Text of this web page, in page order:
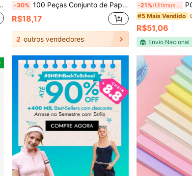
-30% 100 Peças Conjunto de Papel Origami de Cores Variadas, 10 Cores Aleatórias de Papel Artesanal DIY, Papel de Impressão Colorido Multiuso Papelaria
R$18,17
2 outros vendedores
-21% Últimos 2 dias POWER
#5 Mais Vendido
R$51,06
Envio Nacional